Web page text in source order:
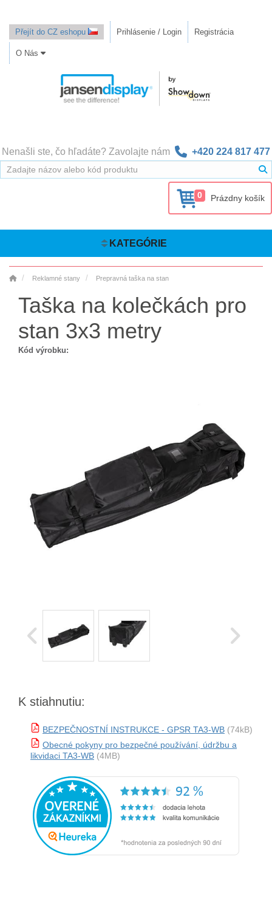
Přejít do CZ eshopu Prihlásenie / Login Registrácia
O Nás
Nenašli ste, čo hľadáte? Zavolajte nám +420 224 817 477
0 Prázdny košík
KATEGÓRIE
Reklamné stany Prepravná taška na stan
Taška na kolečkách pro
stan 3x3 metry
Kód výrobku:
K stiahnutiu:
BEZPEČNOSTNÍ INSTRUKCE - GPSR TA3-WB (74kB)
Obecné pokyny pro bezpečné používání, údržbu a
likvidaci TA3-WB (4MB)